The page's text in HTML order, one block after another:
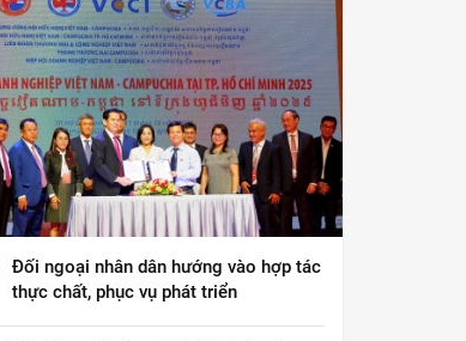
Đối ngoại nhân dân hướng vào hợp tác
thực chất, phục vụ phát triển